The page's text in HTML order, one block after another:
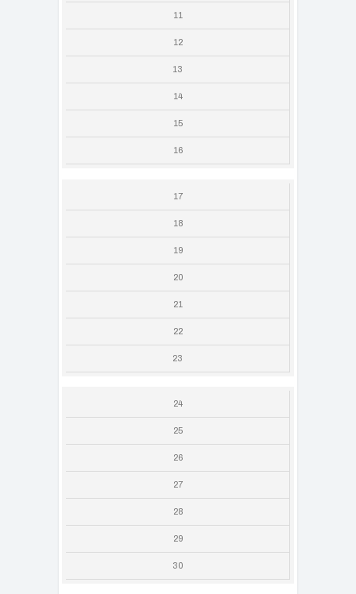
11
12
13
14
15
16
17
18
19
20
21
22
23
24
25
26
27
28
29
30